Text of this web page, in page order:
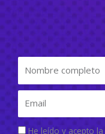
He leído y acepto la